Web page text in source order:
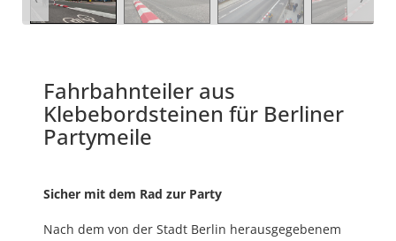
Fahrbahnteiler aus
Klebebordsteinen für Berliner
Partymeile
Sicher mit dem Rad zur Party
Nach dem von der Stadt Berlin herausgegebenem